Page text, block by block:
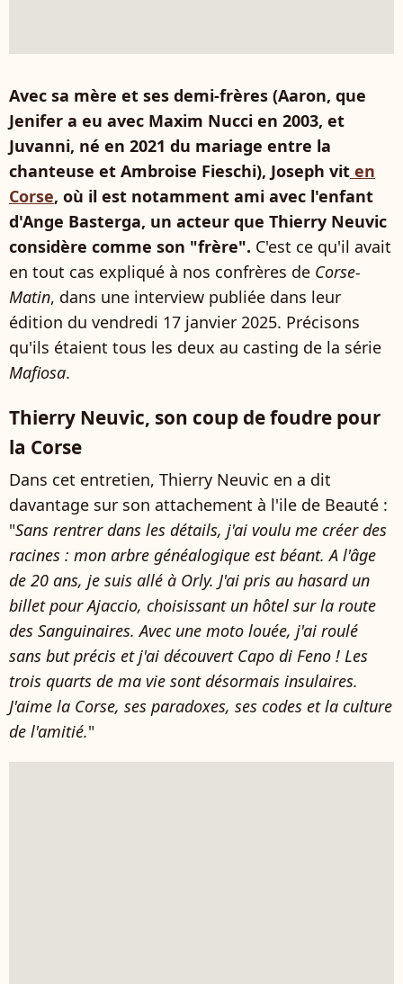
Avec sa mère et ses demi-frères (Aaron, que
Jenifer a eu avec Maxim Nucci en 2003, et
Juvanni, né en 2021 du mariage entre la
chanteuse et Ambroise Fieschi), Joseph vit en
Corse, où il est notamment ami avec l'enfant
d'Ange Basterga, un acteur que Thierry Neuvic
considère comme son "frère". C'est ce qu'il avait
en tout cas expliqué à nos confrères de Corse-
Matin, dans une interview publiée dans leur
édition du vendredi 17 janvier 2025. Précisons
qu'ils étaient tous les deux au casting de la série
Mafiosa.
Thierry Neuvic, son coup de foudre pour
la Corse
Dans cet entretien, Thierry Neuvic en a dit
davantage sur son attachement à l'ile de Beauté :
"Sans rentrer dans les détails, j'ai voulu me créer des
racines : mon arbre généalogique est béant. A l'âge
de 20 ans, je suis allé à Orly. J'ai pris au hasard un
billet pour Ajaccio, choisissant un hôtel sur la route
des Sanguinaires. Avec une moto louée, j'ai roulé
sans but précis et j'ai découvert Capo di Feno ! Les
trois quarts de ma vie sont désormais insulaires.
J'aime la Corse, ses paradoxes, ses codes et la culture
de l'amitié."